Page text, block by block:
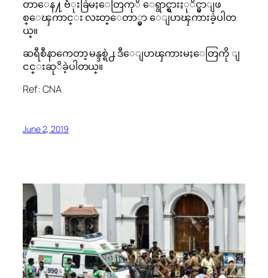
တာေန႔ ဗံုးခြဲမႈေတြကုိ ေရွာင္ရွားႏုိင္မွာျဖ
စ္ေၾကာင္း လႊတ္ေတာ္မွာ ေျပာၾကားခဲ့ပါတ
ယ္။
ဆရီစီနာကေတာ့ မန္ဒစ္ရဲ႕ ဒီေျပာၾကားမႈေတြကို ျ
ငင္းဆုိခဲ့ပါတယ္။
Ref: CNA
June 2, 2019